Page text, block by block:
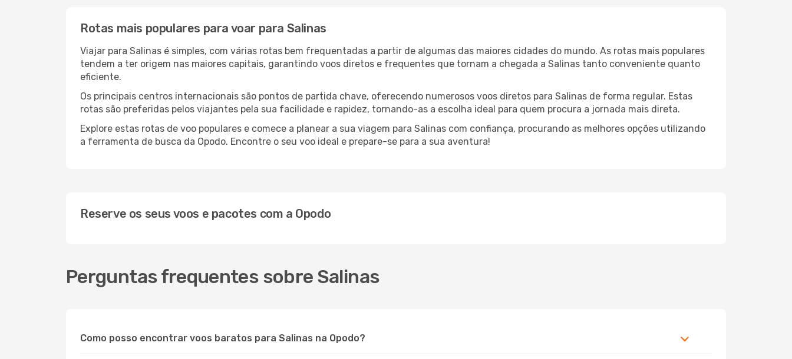
Rotas mais populares para voar para Salinas
Viajar para Salinas é simples, com várias rotas bem frequentadas a partir de algumas das maiores cidades do mundo. As rotas mais populares
tendem a ter origem nas maiores capitais, garantindo voos diretos e frequentes que tornam a chegada a Salinas tanto conveniente quanto
eficiente.
Os principais centros internacionais são pontos de partida chave, oferecendo numerosos voos diretos para Salinas de forma regular. Estas
rotas são preferidas pelos viajantes pela sua facilidade e rapidez, tornando-as a escolha ideal para quem procura a jornada mais direta.
Explore estas rotas de voo populares e comece a planear a sua viagem para Salinas com confiança, procurando as melhores opções utilizando
a ferramenta de busca da Opodo. Encontre o seu voo ideal e prepare-se para a sua aventura!
Reserve os seus voos e pacotes com a Opodo
Perguntas frequentes sobre Salinas
Como posso encontrar voos baratos para Salinas na Opodo?